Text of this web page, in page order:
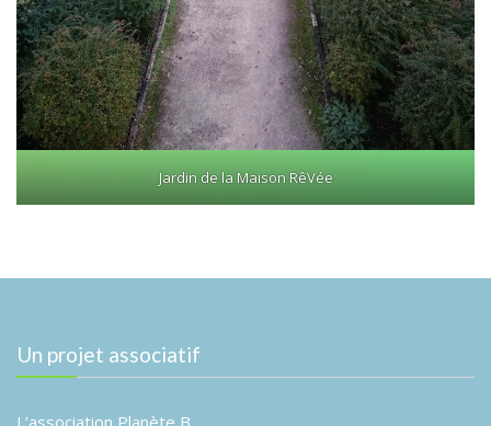
Jardin de la Maison RêVée
Un projet associatif